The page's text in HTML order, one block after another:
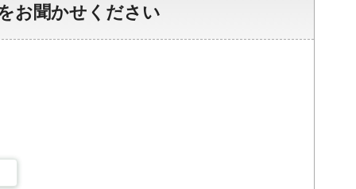
お聞かせください